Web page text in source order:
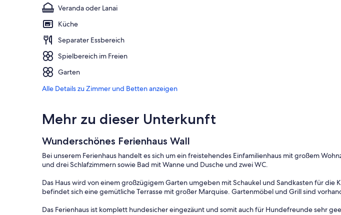
Veranda oder Lanai
Küche
Separater Essbereich
Spielbereich im Freien
Garten
Alle Details zu Zimmer und Betten anzeigen
Mehr zu dieser Unterkunft
Wunderschönes Ferienhaus Wall
Bei unserem Ferienhaus handelt es sich um ein freistehendes Einfamilienhaus mit großem
und drei Schlafzimmern sowie Bad mit Wanne und Dusche und zwei WC.
Das Haus wird von einem großzügigem Garten umgeben mit Schaukel und Sandkasten für die
befindet sich eine gemütliche Terrasse mit großer Marquise. Gartenmöbel und Grill sind
Das Ferienhaus ist komplett hundesicher eingezäunt und somit auch für Hundefreunde sehr